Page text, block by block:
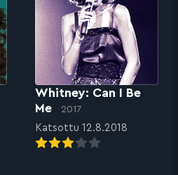
Whitney: Can I Be
Me
2017
Katsottu 12.8.2018